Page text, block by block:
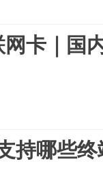
卡｜国
持哪些